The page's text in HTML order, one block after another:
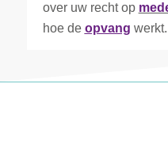
over uw recht op
hoe de opvang werkt.